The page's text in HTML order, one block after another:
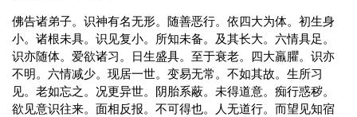
佛告诸弟子。识神有名无形。随善恶行。依四大为体。初生身
小。诸根未具。识见复小。所知未备。及其长大。六情具足。
识亦随体。爱欲诸习。日生盛具。至于衰老。四大羸臞。识亦
不明。六情减少。现居一世。变易无常。不如其故。生所习
见。老如忘之。况更异世。阴胎系蔽。未得道意。痴行惑秽。
欲见意识往来。面相反报。不可得也。人无道行。而望见知宿